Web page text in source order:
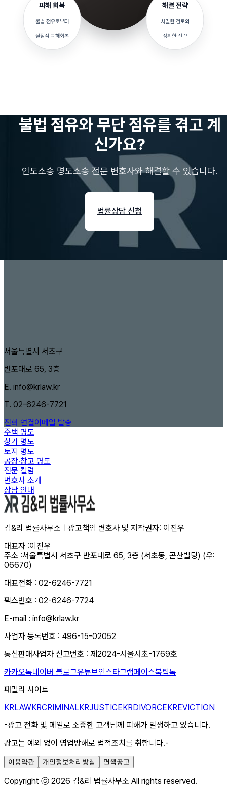
해결 전략
치밀한 검토와
정확한 전략
피해 회복
불법 점유로부터
실질적 피해회복
불법 점유와 무단 점유를 겪고 계
신가요?
인도소송 명도소송 전문 변호사와 해결할 수 있습니다.
법률상담 신청
서울특별시 서초구
반포대로 65, 3층
E. info@krlaw.kr
T. 02-6246-7721
전화 연결이메일 발송
주택 명도
상가 명도
토지 명도
공장·창고 명도
전문 칼럼
변호사 소개
상담 안내
김&리 법률사무소ㅣ광고책임 변호사 및 저작권자: 이진우
대표자 :이진우
주소 :서울특별시 서초구 반포대로 65, 3층 (서초동, 곤산빌딩) (우:
06670)
대표전화 : 02-6246-7721
팩스번호 : 02-6246-7724
E-mail : info@krlaw.kr
사업자 등록번호 : 496-15-02052
통신판매사업자 신고번호 : 제2024-서울서초-1769호
카카오톡네이버 블로그유튜브인스타그램페이스북틱톡
패밀리 사이트
KRLAWKRCRIMINALKRJUSTICEKRDIVORCEKREVICTION
-광고 전화 및 메일로 소중한 고객님께 피해가 발생하고 있습니다.
광고는 예외 없이 영업방해로 법적조치를 취합니다.-
이용약관 개인정보처리방침 면책공고
Copyright ⓒ 2026 김&리 법률사무소 All rights reserved.